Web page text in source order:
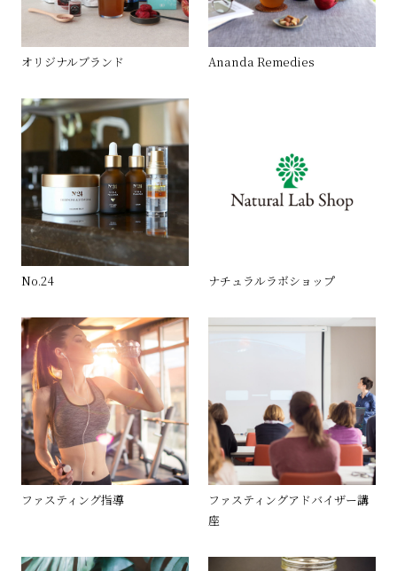
オリジナルブランド Ananda Remedies
No.24 ナチュラルラボショップ
ファスティング指導
ファスティングアドバイザー講
座